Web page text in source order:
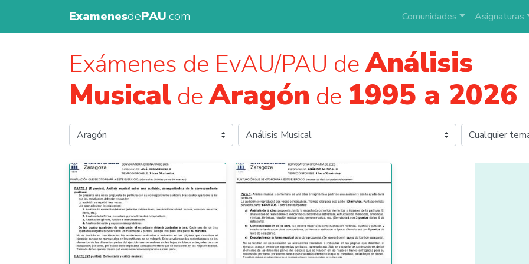
ExamenesdePAU.com Comunidades Asignaturas
Exámenes de EvAU/PAU deAnálisis
Musical deAragón de 1995 a 2026